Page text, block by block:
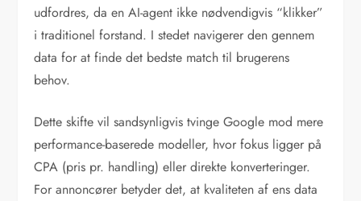
udfordres, da en AI-agent ikke nødvendigvis “klikker”
i traditionel forstand. I stedet navigerer den gennem
data for at finde det bedste match til brugerens
behov.
Dette skifte vil sandsynligvis tvinge Google mod mere
performance-baserede modeller, hvor fokus ligger på
CPA (pris pr. handling) eller direkte konverteringer.
For annoncører betyder det, at kvaliteten af ens data